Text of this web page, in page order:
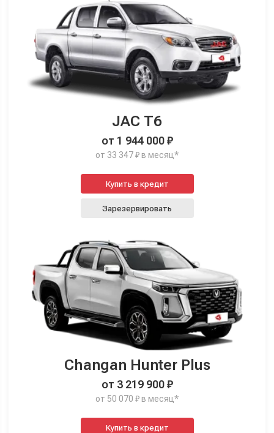
JAC T6
от 1 944 000 ₽
от 33 347 ₽ в месяц*
Купить в кредит
Зарезервировать
Changan Hunter Plus
от 3 219 900 ₽
от 50 070 ₽ в месяц*
Купить в кредит